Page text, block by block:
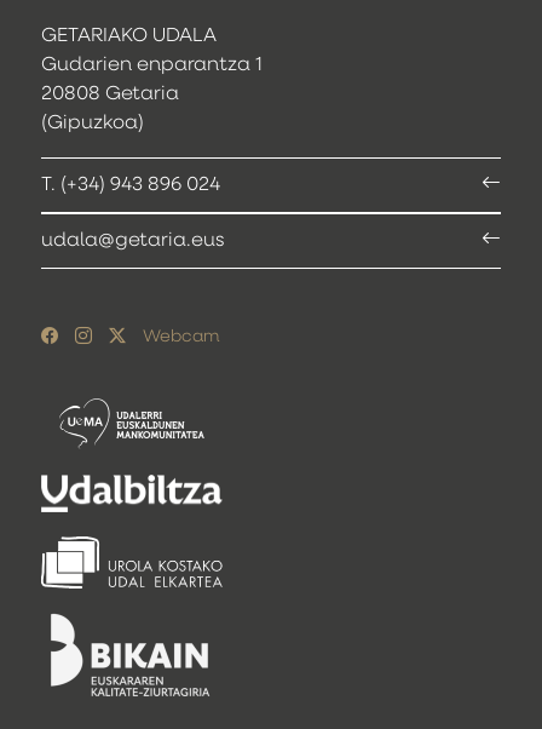
GETARIAKO UDALA
Gudarien enparantza 1
20808 Getaria
(Gipuzkoa)
T. (+34) 943 896 024
udala@getaria.eus
Webcam